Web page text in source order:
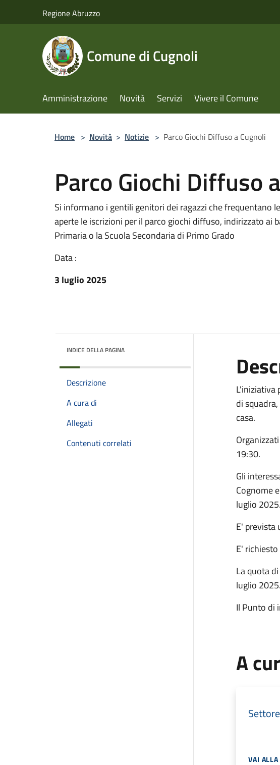
Regione Abruzzo
Comune di Cugnoli
Amministrazione Novità Servizi Vivere il Comune
Home > Novità > Notizie > Parco Giochi Diffuso a Cugnoli
Parco Giochi Diffuso
Si informano i gentili genitori dei ragazzi che frequentano
aperte le iscrizioni per il parco giochi diffuso, indirizzato ai
Primaria o la Scuola Secondaria di Primo Grado
Data :
3 luglio 2025
INDICE DELLA PAGINA
Descrizione
A cura di
Allegati
Contenuti correlati
L'iniziativa
di
casa.
19:30.
Gli
Cognome
luglio
E' prevista
E'
La quota
luglio 2025.
Il Punto di
A
VAI